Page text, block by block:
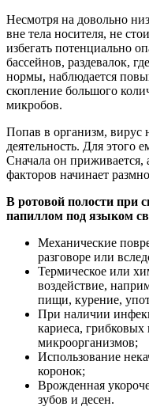
Несмотря на довольно
вне тела носителя, не
избегать потенциально
бассейнов, раздевалок,
нормы, наблюдается
скопление большого
микробов.
Попав в организм, вирус
деятельность. Для этого
Сначала он
факторов начинает
В ротовой полости при
папиллом под языком
Механические
разговоре или
Термическое или
воздействие,
пищи, курение,
При наличии
кариеса,
микроорганизмов;
Использование
коронок;
Врожденная
зубов и десен.